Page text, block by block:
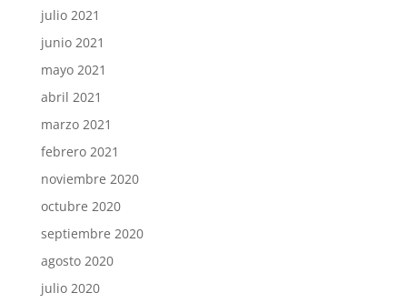
julio 2021
junio 2021
mayo 2021
abril 2021
marzo 2021
febrero 2021
noviembre 2020
octubre 2020
septiembre 2020
agosto 2020
julio 2020